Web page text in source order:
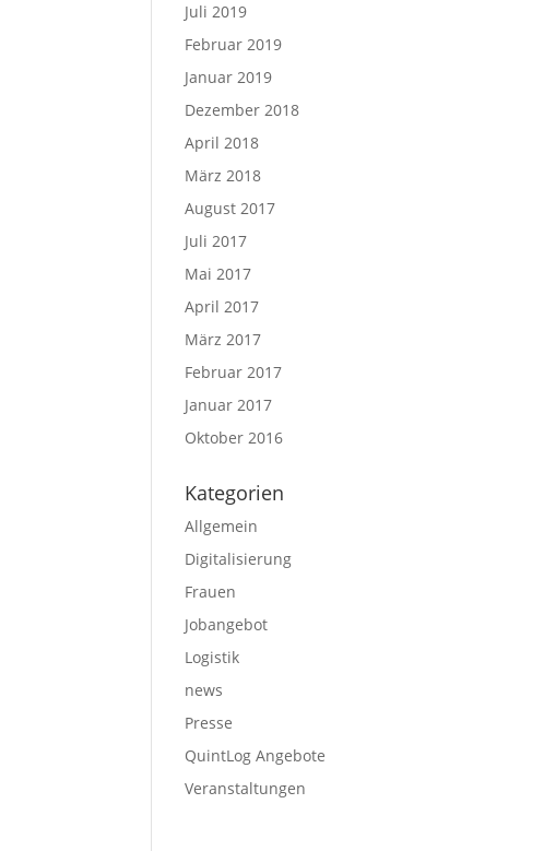
Juli 2019
Februar 2019
Januar 2019
Dezember 2018
April 2018
März 2018
August 2017
Juli 2017
Mai 2017
April 2017
März 2017
Februar 2017
Januar 2017
Oktober 2016
Kategorien
Allgemein
Digitalisierung
Frauen
Jobangebot
Logistik
news
Presse
QuintLog Angebote
Veranstaltungen